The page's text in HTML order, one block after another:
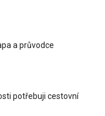
a průvodce
potřebuji cestovní